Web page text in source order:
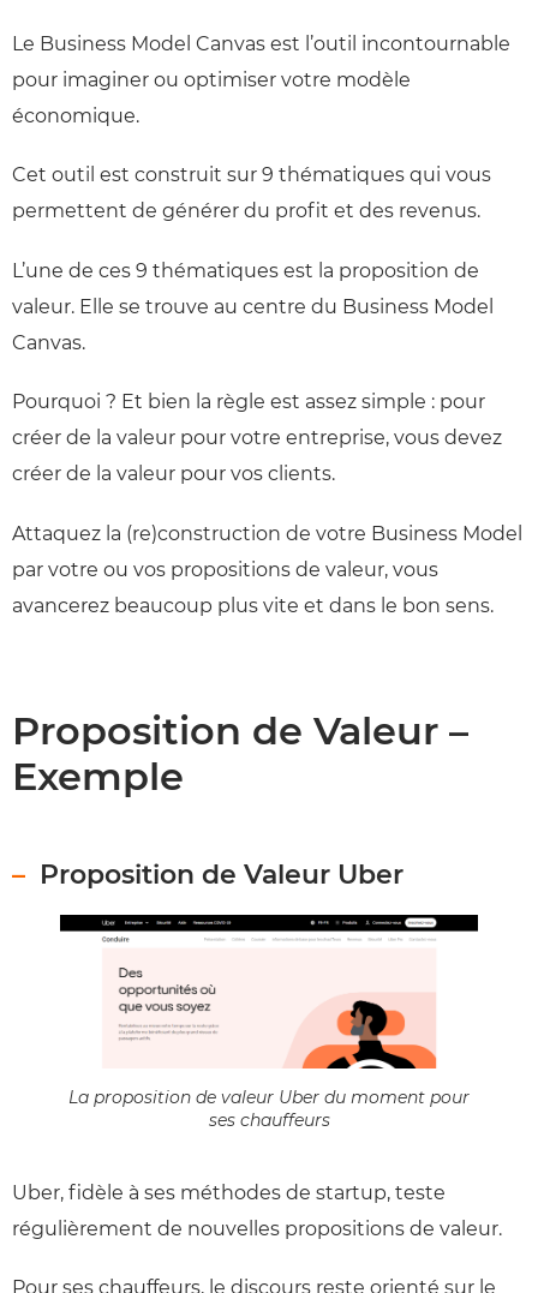
Le Business Model Canvas est l’outil incontournable
pour imaginer ou optimiser votre modèle
économique.
Cet outil est construit sur 9 thématiques qui vous
permettent de générer du profit et des revenus.
L’une de ces 9 thématiques est la proposition de
valeur. Elle se trouve au centre du Business Model
Canvas.
Pourquoi ? Et bien la règle est assez simple : pour
créer de la valeur pour votre entreprise, vous devez
créer de la valeur pour vos clients.
Attaquez la (re)construction de votre Business Model
par votre ou vos propositions de valeur, vous
avancerez beaucoup plus vite et dans le bon sens.
Proposition de Valeur –
Exemple
Proposition de Valeur Uber
La proposition de valeur Uber du moment pour
ses chauffeurs
Uber, fidèle à ses méthodes de startup, teste
régulièrement de nouvelles propositions de valeur.
Pour ses chauffeurs, le discours reste orienté sur le